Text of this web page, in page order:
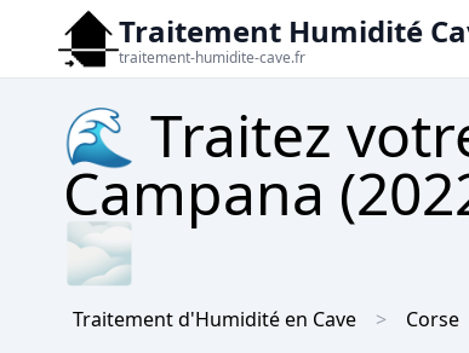
Traitement Humidité
traitement-humidite-cave.fr
🌊 Traitez
Campana
🌫
Traitement d'Humidité en Cave Corse